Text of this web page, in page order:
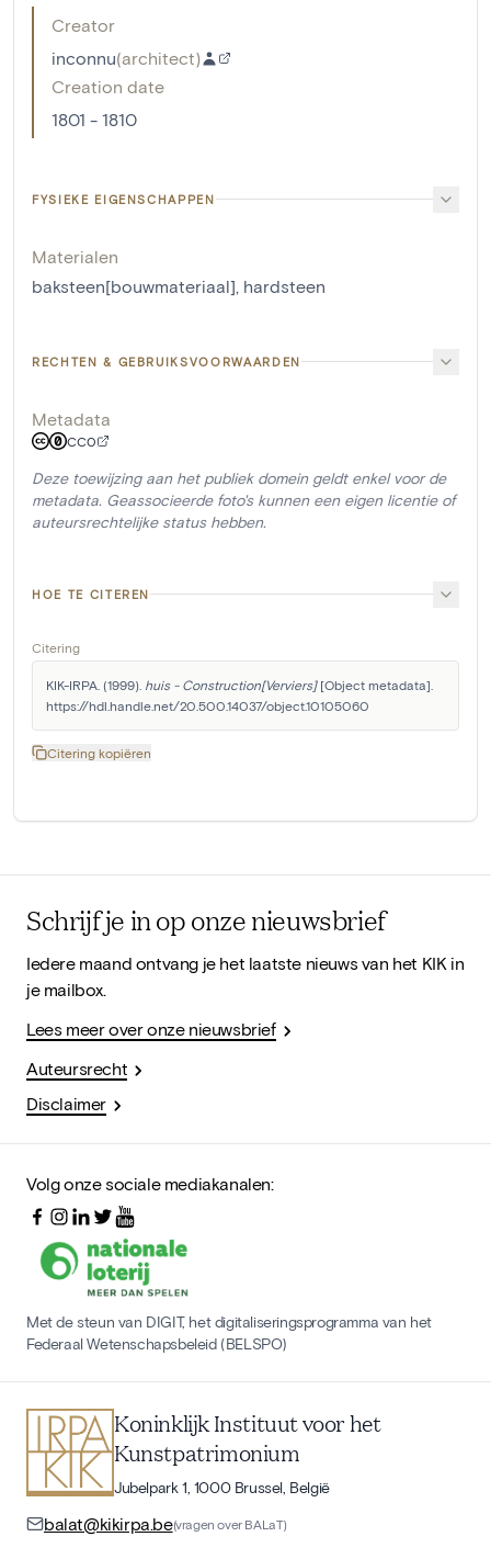
Creator
inconnu(architect)
Creation date
1801 - 1810
FYSIEKE EIGENSCHAPPEN
Materialen
baksteen[bouwmateriaal] hardsteen
RECHTEN & GEBRUIKSVOORWAARDEN
Metadata
CC0
Deze toewijzing aan het publiek domein geldt enkel voor de
metadata. Geassocieerde foto's kunnen een eigen licentie of
auteursrechtelijke status hebben.
HOE TE CITEREN
Citering
KIK-IRPA. (1999). huis - Construction[Verviers] [Object metadata].
https://hdl.handle.net/20.500.14037/object.10105060
Citering kopiëren
Schrijf je in op onze nieuwsbrief
Iedere maand ontvang je het laatste nieuws van het KIK in
je mailbox.
Lees meer over onze nieuwsbrief
Auteursrecht
Disclaimer
Volg onze sociale mediakanalen:
Met de steun van DIGIT, het digitaliseringsprogramma van het
Federaal Wetenschapsbeleid (BELSPO)
Koninklijk Instituut voor het
Kunstpatrimonium
Jubelpark 1, 1000 Brussel, België
balat@kikirpa.be(vragen over BALaT)